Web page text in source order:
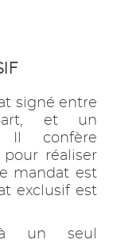
signé entre
et un
Il confère
pour réaliser
mandat est
exclusif est
à un seul